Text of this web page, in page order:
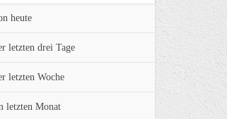
heute
letzten drei Tage
letzten Woche
letzten Monat